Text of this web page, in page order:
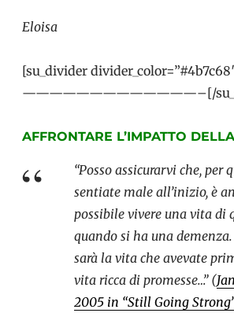
Eloisa
[su_divider
—————————————–[/
AFFRONTARE L’IMPATTO
“Posso assicurarvi che, per
sentiate male all’inizio, è
possibile vivere una vita di
quando si ha una
sarà la vita che avevate
vita ricca di promesse…” (
2005 in “Still Going